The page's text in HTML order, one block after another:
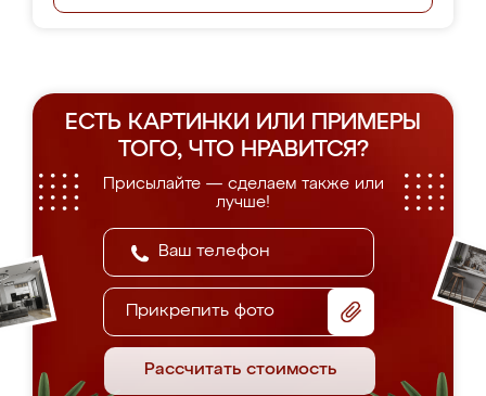
ЕСТЬ КАРТИНКИ ИЛИ ПРИМЕРЫ
ТОГО, ЧТО НРАВИТСЯ?
Присылайте — сделаем также или
лучше!
Прикрепить фото
Рассчитать стоимость